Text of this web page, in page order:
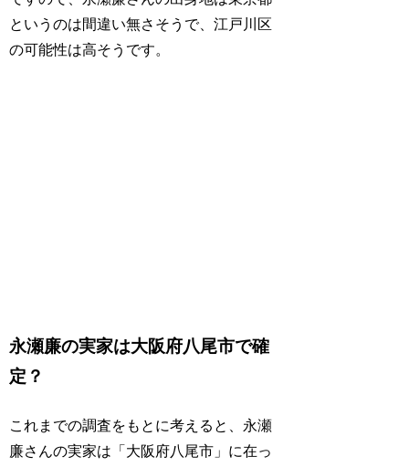
というのは間違い無さそうで、江戸川区
の可能性は高そうです。
永瀬廉の実家は大阪府八尾市で確
定？
これまでの調査をもとに考えると、永瀬
廉さんの実家は「大阪府八尾市」に在っ